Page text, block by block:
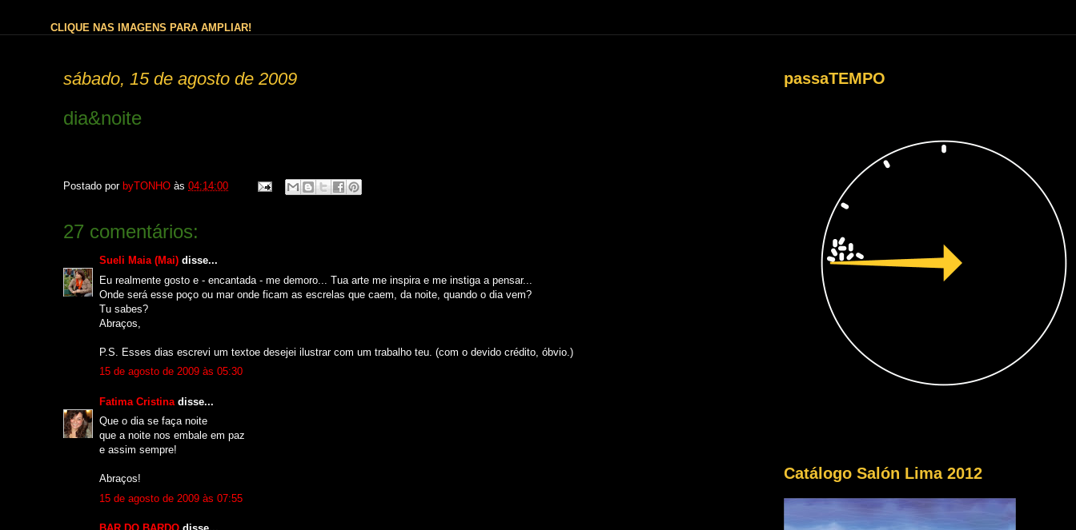
CLIQUE NAS IMAGENS PARA AMPLIAR!
sábado, 15 de agosto de 2009
dia&noite
Postado por byTONHO às 04:14:00
27 comentários:
Sueli Maia (Mai) disse...
Eu realmente gosto e - encantada - me demoro... Tua arte me inspira e me instiga a pensar...
Onde será esse poço ou mar onde ficam as escrelas que caem, da noite, quando o dia vem?
Tu sabes?
Abraços,
P.S. Esses dias escrevi um textoe desejei ilustrar com um trabalho teu. (com o devido crédito, óbvio.)
15 de agosto de 2009 às 05:30
Fatima Cristina disse...
Que o dia se faça noite
que a noite nos embale em paz
e assim sempre!
Abraços!
15 de agosto de 2009 às 07:55
passaTEMPO
Catálogo Salón Lima 2012